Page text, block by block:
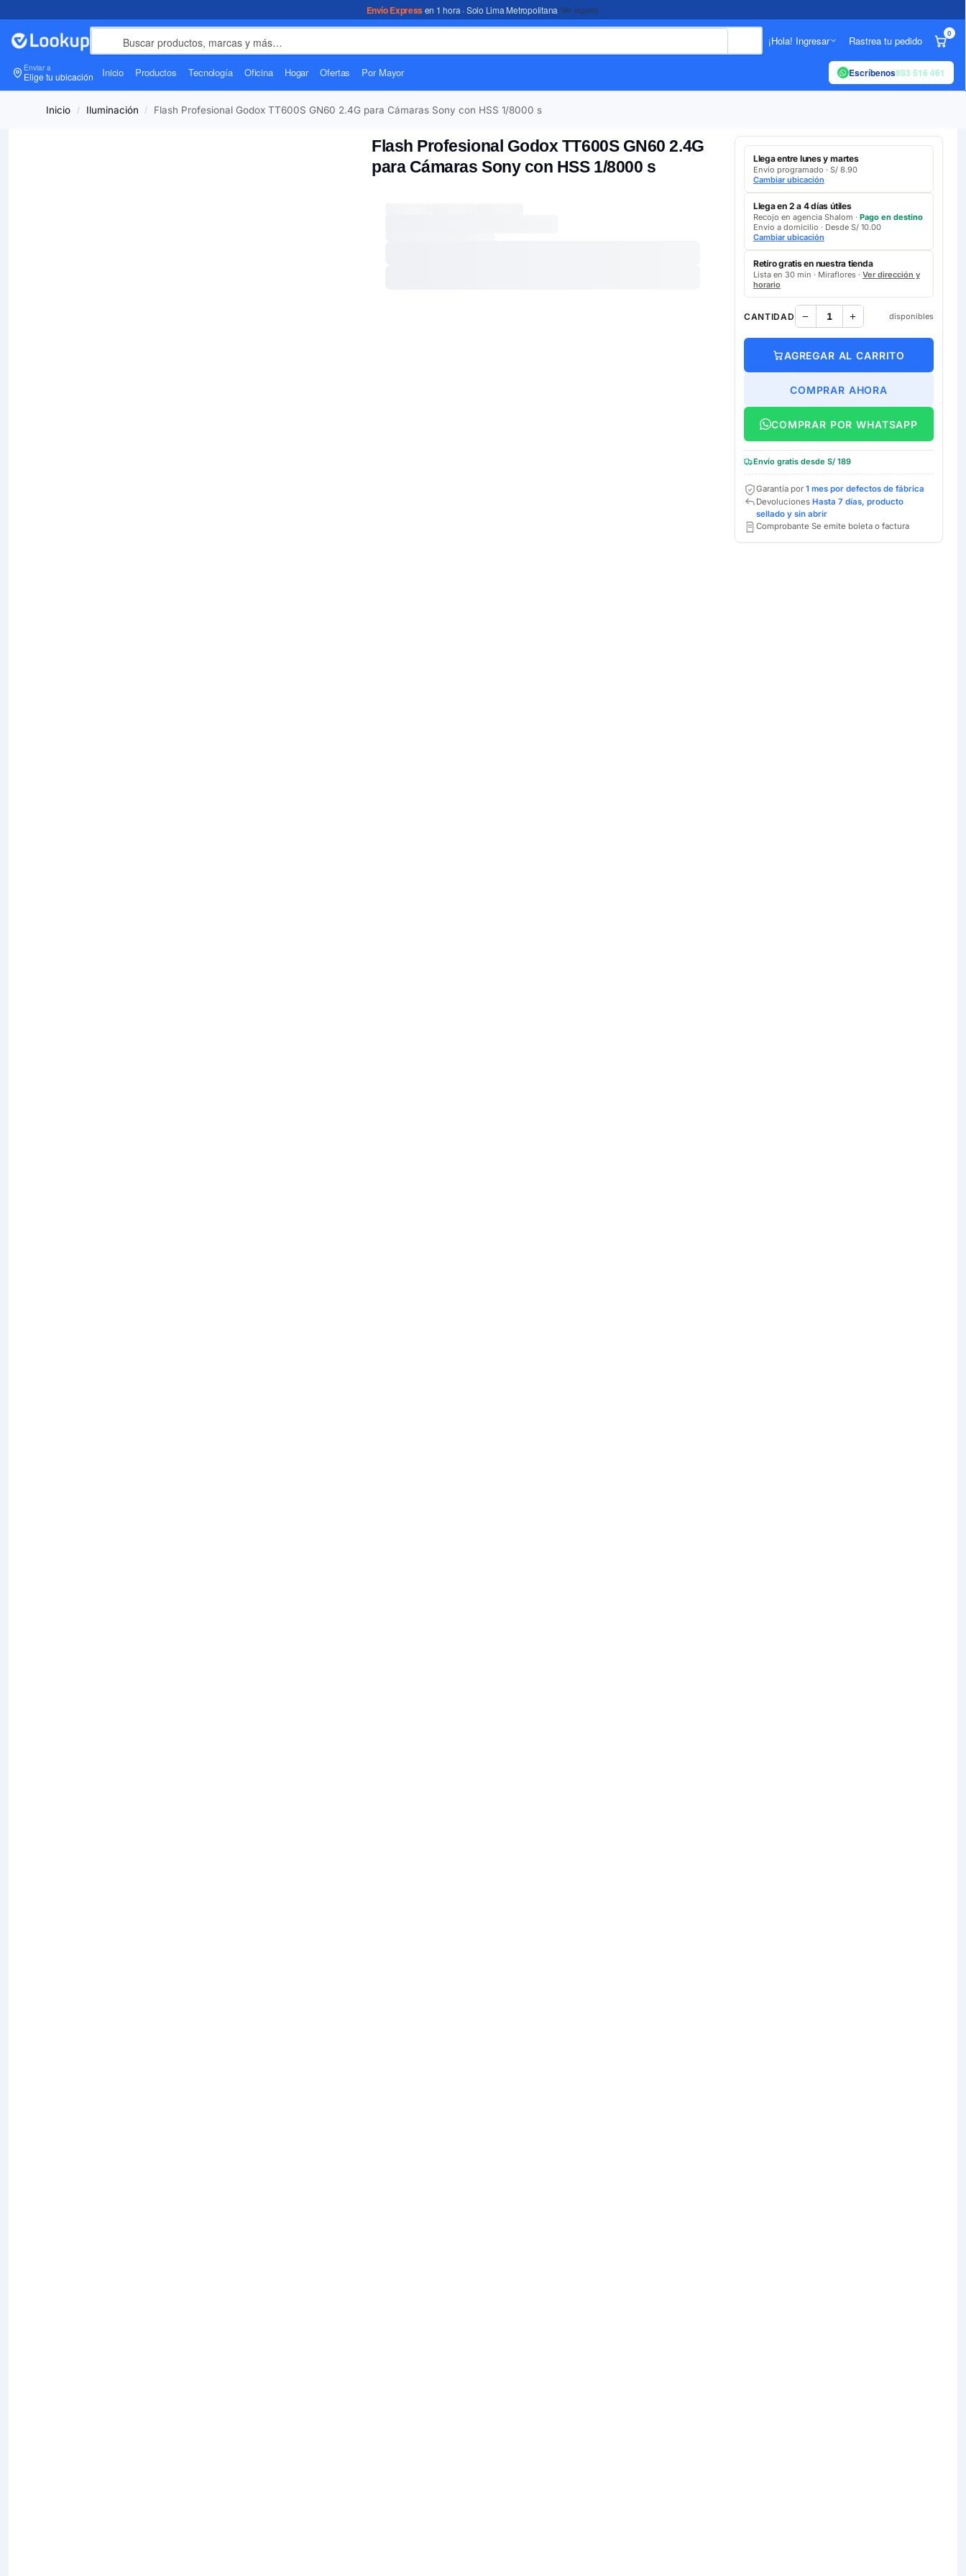
Envío Expressen 1 hora · Solo Lima Metropolitana*Ver legales
¡Hola! Ingresar Rastrea tu pedido
0
Enviar a
Elige tu ubicación Inicio Productos Tecnología Oficina Hogar Ofertas Por Mayor Escríbenos983 516 461
Inicio / Iluminación / Flash Profesional Godox TT600S GN60 2.4G para Cámaras Sony con HSS 1/8000 s
Flash Profesional Godox TT600S GN60 2.4G
para Cámaras Sony con HSS 1/8000 s
Llega entre lunes y martes
Envío programado · S/ 8.90
Cambiar ubicación
Llega en 2 a 4 días útiles
Recojo en agencia Shalom · Pago en destino
Envío a domicilio · Desde S/ 10.00
Cambiar ubicación
Retíro gratis en nuestra tienda
Lista en 30 min · Miraflores · Ver dirección y
horario
CANTIDAD disponibles
AGREGAR AL CARRITO
COMPRAR AHORA
COMPRAR POR WHATSAPP
Envío gratis desde S/ 189
Garantía por 1 mes por defectos de fábrica
Devoluciones Hasta 7 días, producto
sellado y sin abrir
Comprobante Se emite boleta o factura